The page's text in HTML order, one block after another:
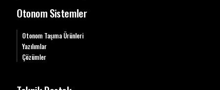
Otonom Sistemler
Otonom Taşıma Ürünleri
Yazılımlar
Çözümler